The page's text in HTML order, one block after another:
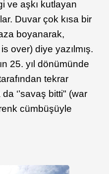
ve aşkı kutlayan
Duvar çok kısa bir
boyanarak,
over) diye yazılmış.
25. yıl dönümünde
tekrar
‘’savaş bitti" (war
cümbüşüyle